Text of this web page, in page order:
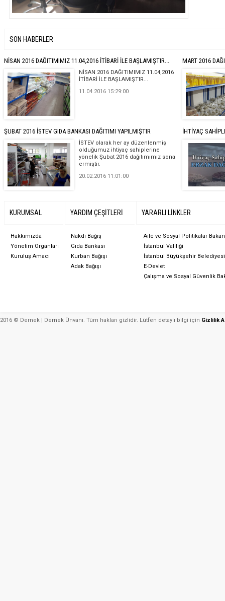
SON HABERLER
NİSAN 2016 DAĞITIMIMIZ 11.04,2016 İTİBARİ İLE BAŞLAMIŞTIR...
NİSAN 2016 DAĞITIMIMIZ 11.04,2016
İTİBARİ İLE BAŞLAMIŞTIR...
11.04.2016 15:29:00
MART 2016
ŞUBAT 2016 İSTEV GIDA BANKASI DAĞITIMI YAPILMIŞTIR
İSTEV olarak her ay düzenlenmiş
olduğumuz ihtiyaç sahiplerine
yönelik Şubat 2016 dağıtımımız sona
ermiştir.
20.02.2016 11:01:00
İHTİYAÇ
KURUMSAL YARDIM ÇEŞİTLERİ YARARLI LİNKLER
Hakkımızda
Yönetim Organları
Kuruluş Amacı
Nakdi Bağış
Gıda Bankası
Kurban Bağışı
Adak Bağışı
Aile ve Sosyal Politikalar
İstanbul Valiliği
İstanbul Büyükşehir Belediyesi
E-Devlet
Çalışma ve Sosyal Güvenlik
2016 © Dernek | Dernek Ünvanı. Tüm hakları gizlidir. Lütfen detaylı bilgi için Gizlilik